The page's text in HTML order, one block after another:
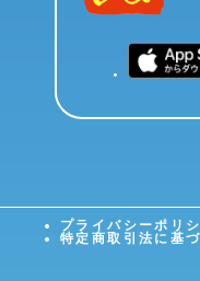
プライバシーポリ
特定商取引法に基